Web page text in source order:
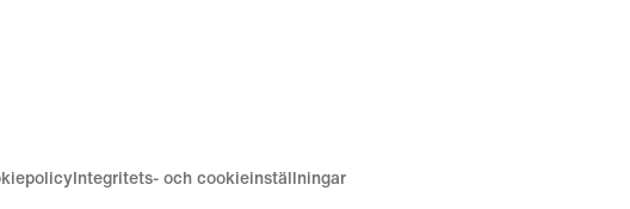
Integritets- och cookieinställningar